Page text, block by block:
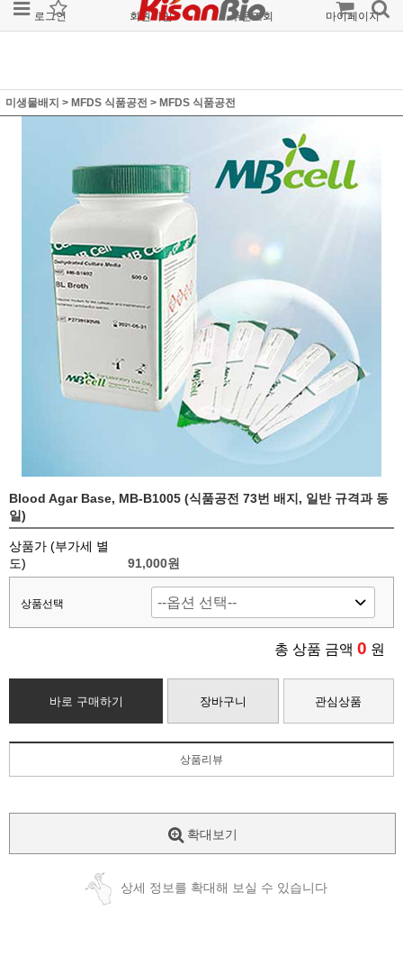
로그인 회원가입 주문조회 마이페이지
미생물배지 > MFDS 식품공전 > MFDS 식품공전
Blood Agar Base, MB-B1005 (식품공전 73번 배지, 일반 규격과 동
일)
상품가 (부가세 별
도)
91,000원
상품선택
총 상품 금액 0 원
바로 구매하기 장바구니 관심상품
상품리뷰
확대보기
상세 정보를 확대해 보실 수 있습니다